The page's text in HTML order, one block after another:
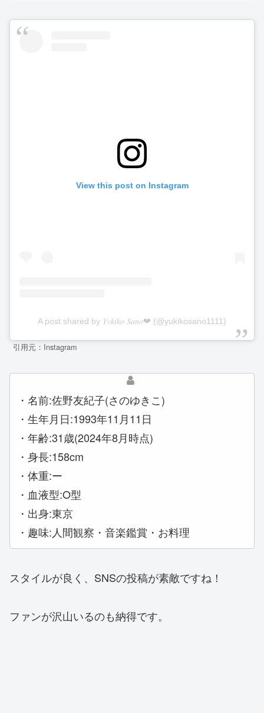
View this post on Instagram
A post shared by 𝑌𝑣𝑘𝑖𝑘𝑜 𝑆𝑎𝑛𝑜❤︎ (@yukikosano1111)
引用元：Instagram
・名前:佐野友紀子(さのゆきこ)
・生年月日:1993年11月11日
・年齢:31歳(2024年8月時点)
・身長:158cm
・体重:ー
・血液型:O型
・出身:東京
・趣味:人間観察・音楽鑑賞・お料理
スタイルが良く、SNSの投稿が素敵ですね！
ファンが沢山いるのも納得です。